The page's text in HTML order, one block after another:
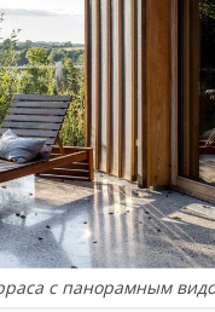
с панорамным